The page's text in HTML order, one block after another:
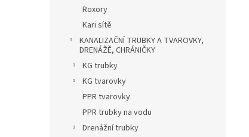
Roxory
Kari sítě
KANALIZAČNÍ TRUBKY A TVAROVKY,
DRENÁŽĚ, CHRÁNIČKY
KG trubky
KG tvarovky
PPR tvarovky
PPR trubky na vodu
Drenážní trubky